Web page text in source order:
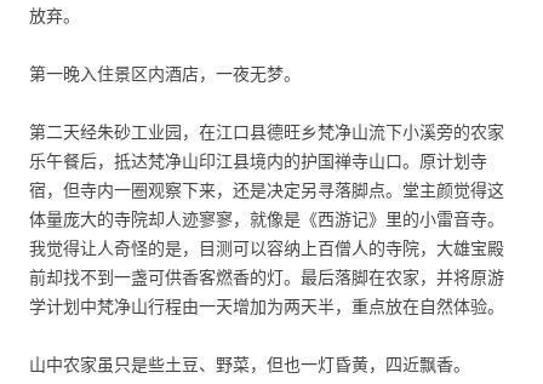
放弃。
第一晚入住景区内酒店，一夜无梦。
第二天经朱砂工业园，在江口县德旺乡梵净山流下小溪旁的农家
乐午餐后，抵达梵净山印江县境内的护国禅寺山口。原计划寺
宿，但寺内一圈观察下来，还是决定另寻落脚点。堂主颜觉得这
体量庞大的寺院却人迹寥寥，就像是《西游记》里的小雷音寺。
我觉得让人奇怪的是，目测可以容纳上百僧人的寺院，大雄宝殿
前却找不到一盏可供香客燃香的灯。最后落脚在农家，并将原游
学计划中梵净山行程由一天增加为两天半，重点放在自然体验。
山中农家虽只是些土豆、野菜，但也一灯昏黄，四近飘香。